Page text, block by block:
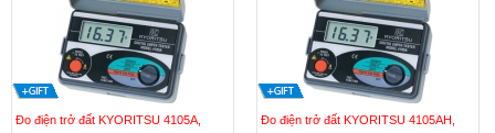
Đo điện trở đất KYORITSU 4105A,
Đo điện trở đất KYORITSU 4105AH,